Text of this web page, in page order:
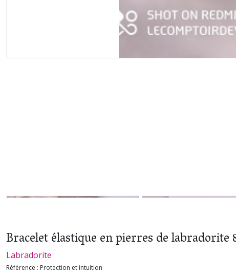
Bracelet élastique en pierres de
Labradorite
Référence : Protection et intuition